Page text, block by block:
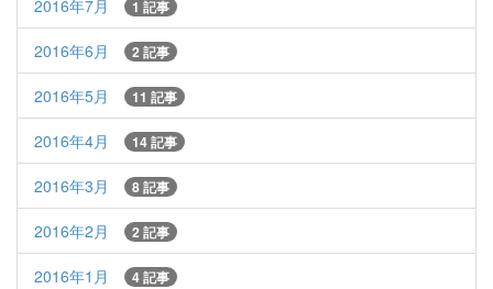
2016年7月 1 記事
2016年6月 2 記事
2016年5月 11 記事
2016年4月 14 記事
2016年3月 8 記事
2016年2月 2 記事
2016年1月 4 記事